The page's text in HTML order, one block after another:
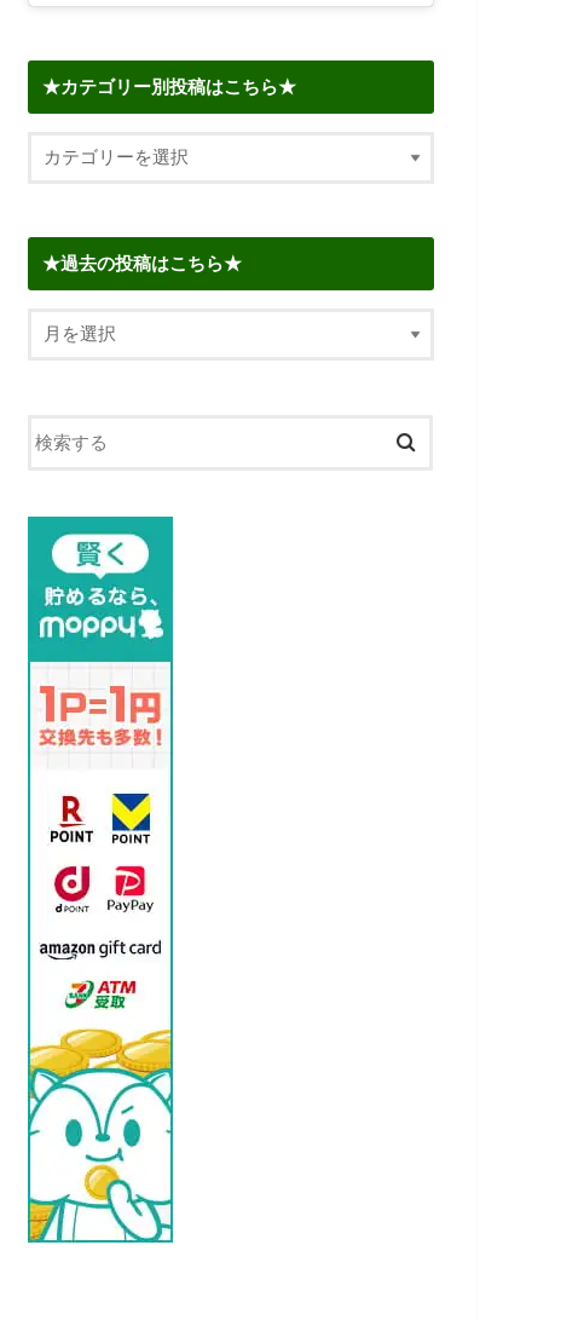
★カテゴリー別投稿はこちら★
★過去の投稿はこちら★